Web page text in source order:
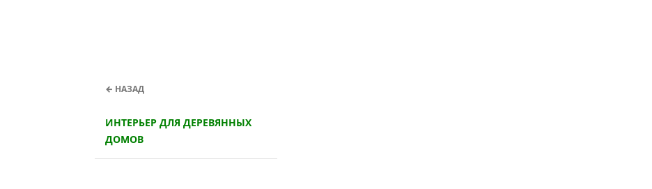
← НАЗАД
ИНТЕРЬЕР ДЛЯ ДЕРЕВЯННЫХ
ДОМОВ